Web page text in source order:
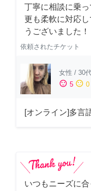
丁寧に相談に乗
更も柔軟に対応
うございました！
依頼されたチケット
女性 / 30
sentiment_satisfied 5 sentiment_neutral 0
[オンライン]多言
いつもニーズに